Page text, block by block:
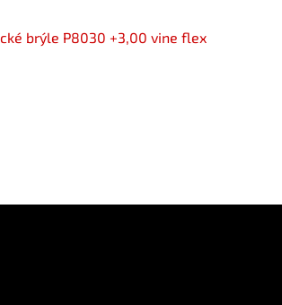
brýle P8030 +3,00 vine flex